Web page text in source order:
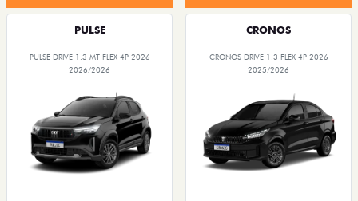
PULSE
PULSE DRIVE 1.3 MT FLEX 4P 2026
2026/2026
CRONOS
CRONOS DRIVE 1.3 FLEX 4P 2026
2025/2026